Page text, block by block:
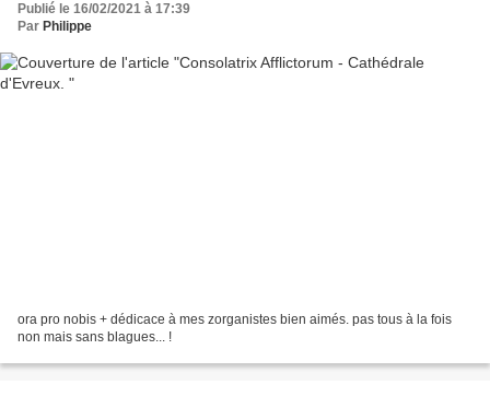
Publié le 16/02/2021 à 17:39
Par Philippe
ora pro nobis + dédicace à mes zorganistes bien aimés. pas tous à la fois
non mais sans blagues... !